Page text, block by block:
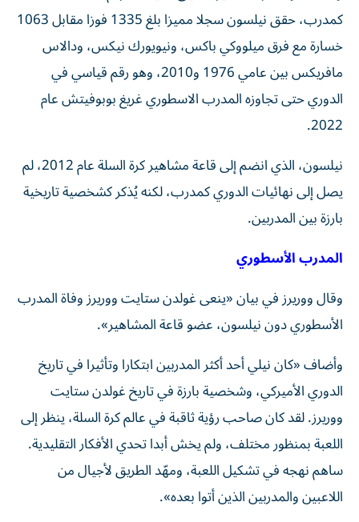
كمدرب، حقق نيلسون سجلا مميزا بلغ 1335 فوزا مقابل 1063
خسارة مع فرق ميلووكي باكس، ونيويورك نيكس، ودالاس
مافريكس بين عامي 1976 و2010، وهو رقم قياسي في
الدوري حتى تجاوزه المدرب الاسطوري غريغ بوبوفيتش عام
2022.
نيلسون، الذي انضم إلى قاعة مشاهير كرة السلة عام 2012، لم
يصل إلى نهائيات الدوري كمدرب، لكنه يُذكر كشخصية تاريخية
بارزة بين المدربين.
المدرب الأسطوري
وقال ووريرز في بيان «ينعى غولدن ستايت ووريرز وفاة المدرب
الأسطوري دون نيلسون، عضو قاعة المشاهير».
وأضاف «كان نيلي أحد أكثر المدربين ابتكارا وتأثيرا في تاريخ
الدوري الأميركي، وشخصية بارزة في تاريخ غولدن ستايت
ووريرز. لقد كان صاحب رؤية ثاقبة في عالم كرة السلة، ينظر إلى
اللعبة بمنظور مختلف، ولم يخش أبدا تحدي الأفكار التقليدية.
ساهم نهجه في تشكيل اللعبة، ومهّد الطريق لأجيال من
اللاعبين والمدربين الذين أتوا بعده».